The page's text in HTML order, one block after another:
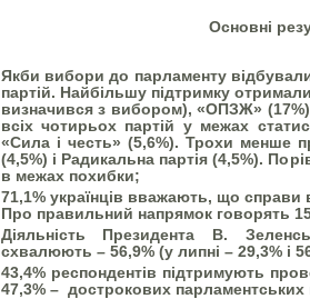
Основні
Якби вибори до парламенту
партій. Найбільшу підтримку
визначився з вибором), «ОПЗЖ»
всіх чотирьох партій у межах
«Сила і честь» (5,6%). Трохи менше
(4,5%) і Радикальна партія (4,5%).
в межах похибки;
71,1% українців вважають, що справи
Про правильний напрямок говорять
Діяльність Президента В.
схвалюють – 56,9% (у липні – 29,3% і
43,4% респондентів підтримують
47,3% – дострокових парламентських